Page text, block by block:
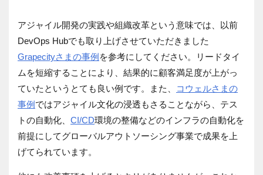
アジャイル開発の実践や組織改革という意味では、以前
DevOps Hubでも取り上げさせていただきました
Grapecityさまの事例を参考にしてください。リードタイ
ムを短縮することにより、結果的に顧客満足度が上がっ
ていたというとても良い例です。また、
コウェルさまの
事例ではアジャイル文化の浸透もさることながら、テス
トの自動化、 CI/CD環境の整備などのインフラの自動化を
前提にしてグローバルアウトソーシング事業で成果を上
げてられています。